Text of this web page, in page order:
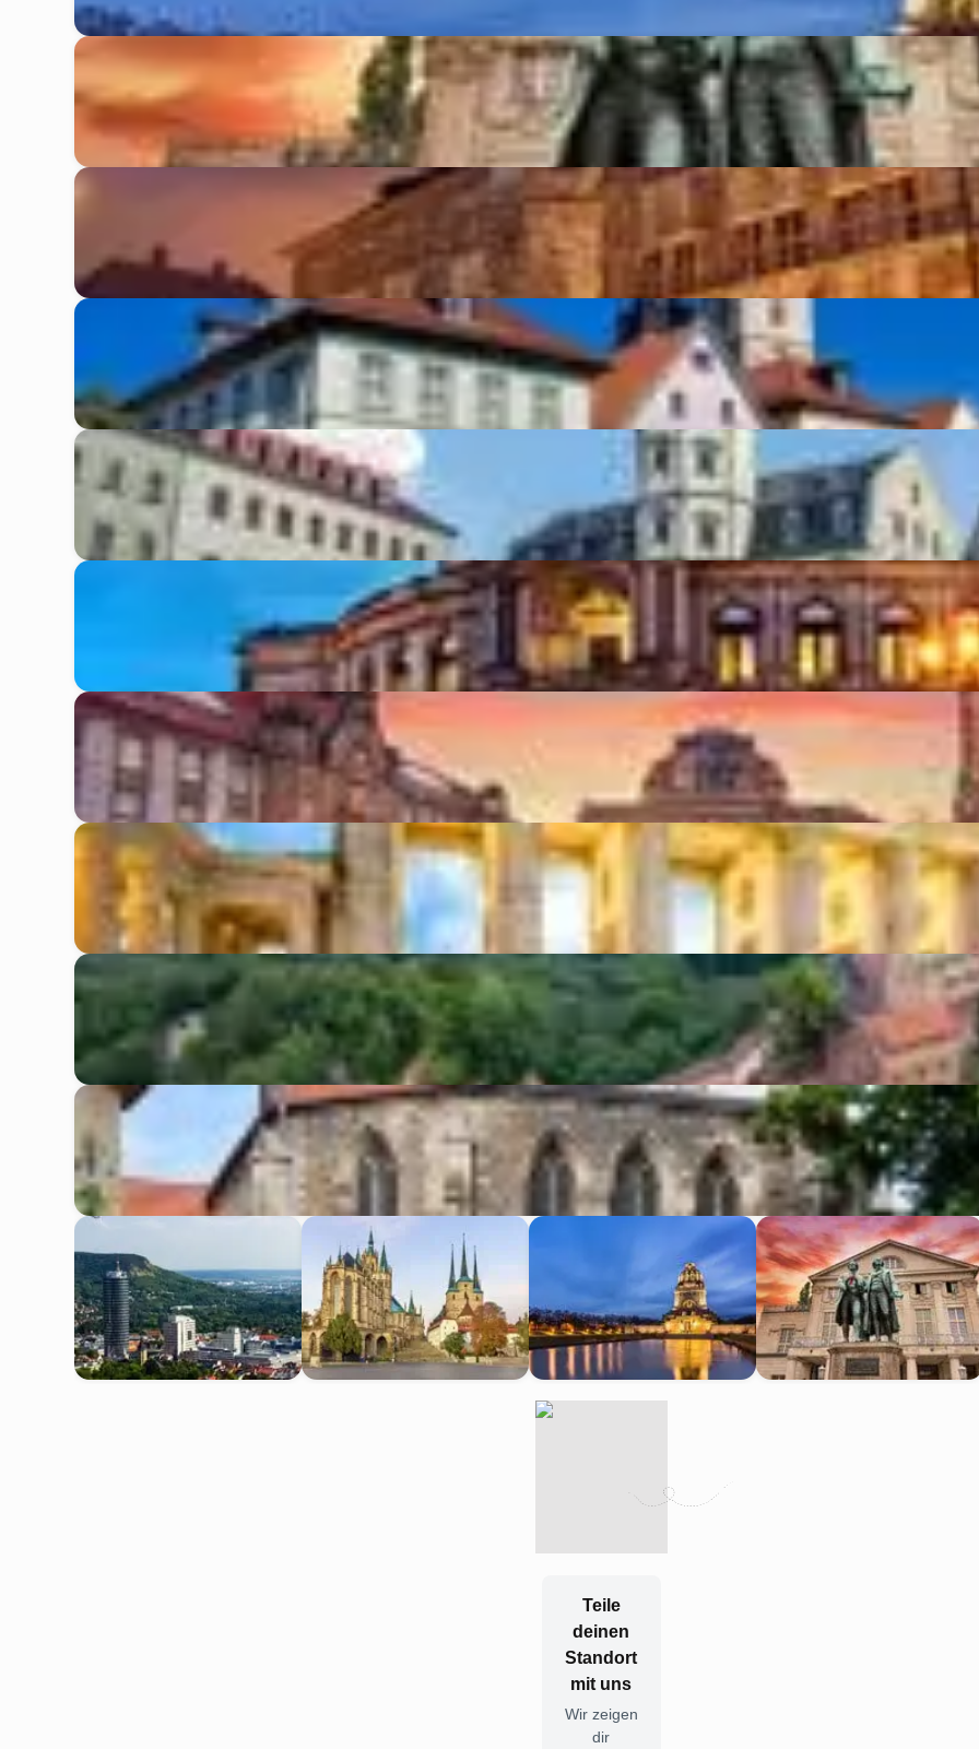
Saalfeld
Dresden
Eisenach
Leipzig
Teile
deinen
Standort
mit uns
Wir zeigen
dir